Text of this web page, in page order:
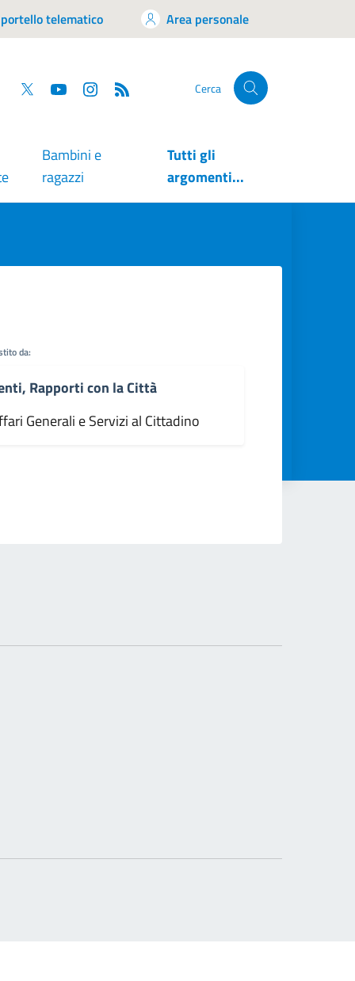
telematico Area personale
Facebook
Twitter YouTube Cerca
Bambini e
ragazzi
Tutti gli
argomenti...
da:
Rapporti con la Città
Generali e Servizi al Cittadino